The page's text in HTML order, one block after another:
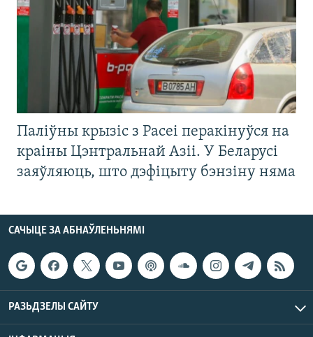
Паліўны крызіс з Расеі перакінуўся на
краіны Цэнтральнай Азіі. У Беларусі
заяўляюць, што дэфіцыту бэнзіну няма
САЧЫЦЕ ЗА АБНАЎЛЕНЬНЯМІ
РАЗЬДЗЕЛЫ САЙТУ